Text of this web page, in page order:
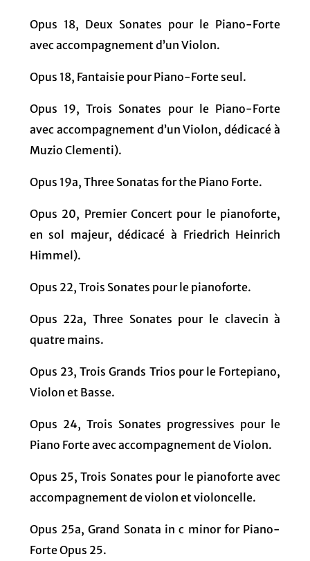
Opus 18, Deux Sonates pour le Piano-Forte
avec accompagnement d’un Violon.
Opus 18, Fantaisie pour Piano-Forte seul.
Opus 19, Trois Sonates pour le Piano-Forte
avec accompagnement d’un Violon, dédicacé à
Muzio Clementi).
Opus 19a, Three Sonatas for the Piano Forte.
Opus 20, Premier Concert pour le pianoforte,
en sol majeur, dédicacé à Friedrich Heinrich
Himmel).
Opus 22, Trois Sonates pour le pianoforte.
Opus 22a, Three Sonates pour le clavecin à
quatre mains.
Opus 23, Trois Grands Trios pour le Fortepiano,
Violon et Basse.
Opus 24, Trois Sonates progressives pour le
Piano Forte avec accompagnement de Violon.
Opus 25, Trois Sonates pour le pianoforte avec
accompagnement de violon et violoncelle.
Opus 25a, Grand Sonata in c minor for Piano-
Forte Opus 25.